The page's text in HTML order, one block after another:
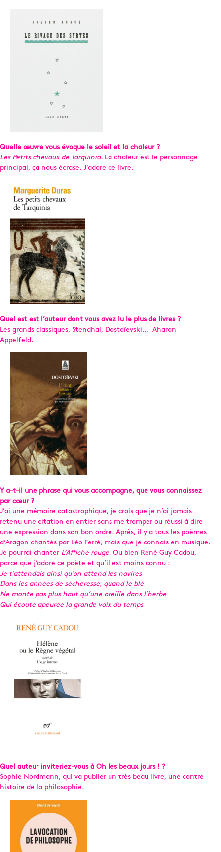
Quelle œuvre vous évoque le soleil et la chaleur ?
Les Petits chevaux de Tarquinia. La chaleur est le personnage
principal, ça nous écrase. J’adore ce livre.
Quel est est l’auteur dont vous avez lu le plus de livres ?
Les grands classiques, Stendhal, Dostoïevski… Aharon
Appelfeld.
Y a-t-il une phrase qui vous accompagne, que vous connaissez
par cœur ?
J’ai une mémoire catastrophique, je crois que je n’ai jamais
retenu une citation en entier sans me tromper ou réussi à dire
une expression dans son bon ordre. Après, il y a tous les poèmes
d’Aragon chantés par Léo Ferré, mais que je connais en musique.
Je pourrai chanter L’Affiche rouge. Ou bien René Guy Cadou,
parce que j’adore ce poète et qu’il est moins connu :
Je t’attendais ainsi qu’on attend les navires
Dans les années de sécheresse, quand le blé
Ne monte pas plus haut qu’une oreille dans l’herbe
Qui écoute apeurée la grande voix du temps
Quel auteur inviteriez-vous à Oh les beaux jours ! ?
Sophie Nordmann, qui va publier un très beau livre, une contre
histoire de la philosophie.